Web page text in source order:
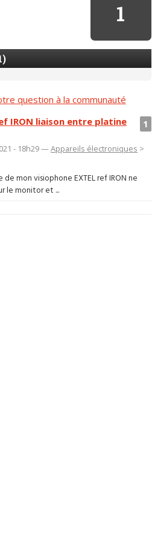
1
question à la communauté
1
IRON liaison entre platine
- 18h29 —Appareils électroniques >
mon visiophone EXTEL ref IRON ne
le monitor et ...